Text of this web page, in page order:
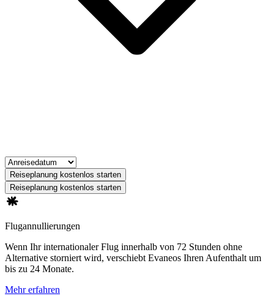
Reiseplanung kostenlos starten
Reiseplanung kostenlos starten
Flugannullierungen
Wenn Ihr internationaler Flug innerhalb von 72 Stunden ohne
Alternative storniert wird, verschiebt Evaneos Ihren Aufenthalt um
bis zu 24 Monate.
Mehr erfahren